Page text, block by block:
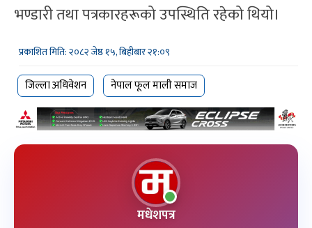
भण्डारी तथा पत्रकारहरूको उपस्थिति रहेको थियो।
प्रकाशित मिति: २०८२ जेष्ठ १५, बिहीबार २१:०९
जिल्ला अधिवेशन नेपाल फूल माली समाज
मधेशपत्र